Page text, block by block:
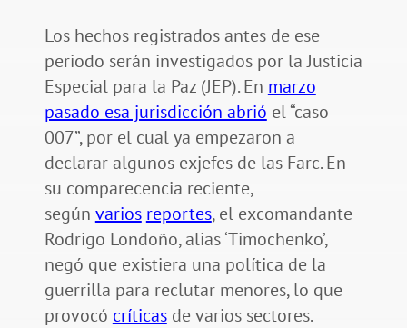
Los hechos registrados antes de ese
periodo serán investigados por la Justicia
Especial para la Paz (JEP). En marzo
pasado esa jurisdicción abrió el “caso
007”, por el cual ya empezaron a
declarar algunos exjefes de las Farc. En
su comparecencia reciente,
según varios reportes, el excomandante
Rodrigo Londoño, alias ‘Timochenko’,
negó que existiera una política de la
guerrilla para reclutar menores, lo que
provocó críticasde varios sectores.